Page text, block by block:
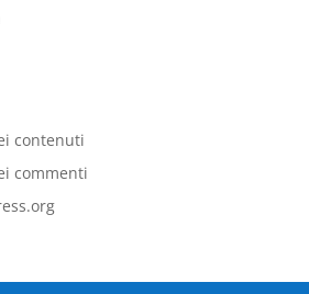
contenuti
commenti